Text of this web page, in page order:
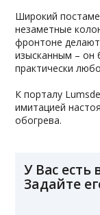
Широкий
незаметные
фронтоне
изысканным – он
практически
К порталу
имитацией
обогрева.
У Вас есть
Задайте